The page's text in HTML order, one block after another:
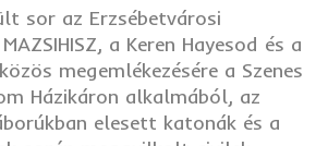
sor az Erzsébetvárosi
a Keren Hayesod és a
megemlékezésére a Szenes
Házikáron alkalmából, az
elesett katonák és a